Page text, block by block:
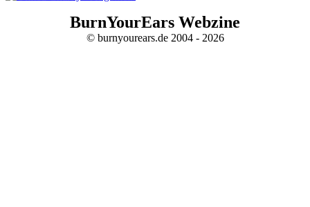
BurnYourEars Webzine
© burnyourears.de 2004 - 2026